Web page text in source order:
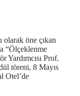
öne çıkan
“Ölçeklenme
Yardımcısı Prof.
töreni, 8 Mayıs
Otel’de